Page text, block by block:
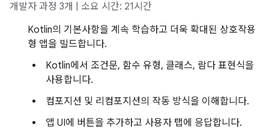
개발자 과정 3개 | 소요 시간: 21시간
Kotlin의 기본사항을 계속 학습하고 더욱 확대된 상호작용
형 앱을 빌드합니다.
Kotlin에서 조건문, 함수 유형, 클래스, 람다 표현식을
사용합니다.
컴포지션 및 리컴포지션의 작동 방식을 이해합니다.
앱 UI에 버튼을 추가하고 사용자 탭에 응답합니다.